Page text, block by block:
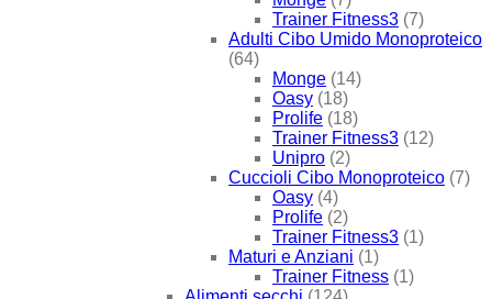
Trainer Fitness3 (7)
Adulti Cibo Umido Monoproteico
(64)
Monge (14)
Oasy (18)
Prolife (18)
Trainer Fitness3 (12)
Unipro (2)
Cuccioli Cibo Monoproteico (7)
Oasy (4)
Prolife (2)
Trainer Fitness3 (1)
Maturi e Anziani (1)
Trainer Fitness (1)